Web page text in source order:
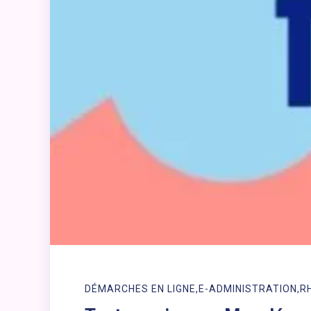
DÉMARCHES EN LIGNE E-ADMINISTRATION